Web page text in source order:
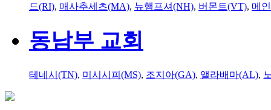
드(RI), 매사추세츠(MA), 뉴햄프셔(NH), 버몬트(VT), 메
동남부 교회
테네시(TN), 미시시피(MS), 조지아(GA), 앨라배마(AL),